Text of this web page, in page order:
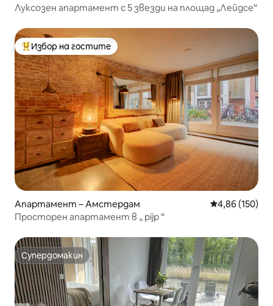
Луксозен апартамент с 5 звезди на площад „Лейдсе“
Най-популярен избор на гостите
Избор на гостите
Апартамент – Амстердам Средна
4,86 (150)
Просторен апартамент в „ pijp “
Супердомакин
Супердомакин